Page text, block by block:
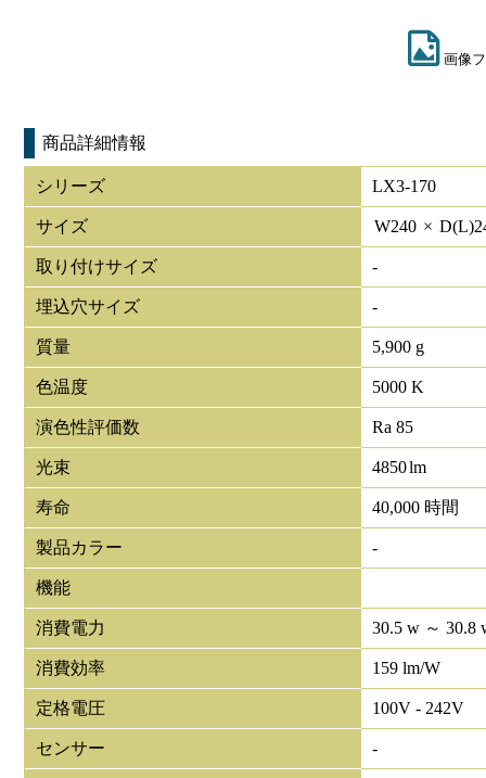
画像
商品詳細情報
シリーズ LX3-170
サイズ W240 × D(L)
取り付けサイズ -
埋込穴サイズ -
質量 5,900 g
色温度 5000 K
演色性評価数 Ra 85
光束 4850lm
寿命 40,000 時間
製品カラー -
機能
消費電力 30.5 w ～ 30.8
消費効率 159 lm/W
定格電圧 100V - 242V
センサー -